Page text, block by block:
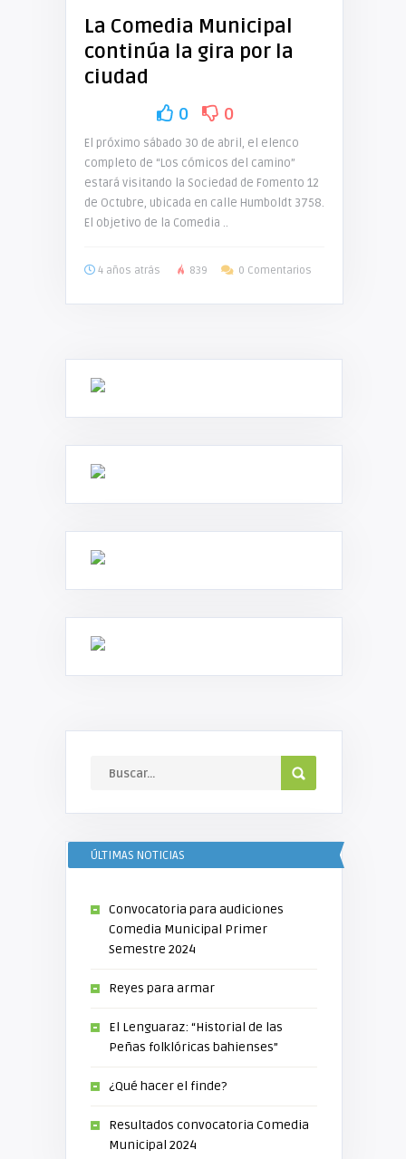
La Comedia Municipal
continúa la gira por la
ciudad
0 0
El próximo sábado 30 de abril, el elenco
completo de “Los cómicos del camino”
estará visitando la Sociedad de Fomento 12
de Octubre, ubicada en calle Humboldt 3758.
El objetivo de la Comedia ..
4 años atrás 839 0 Comentarios
ÚLTIMAS NOTICIAS
Convocatoria para audiciones
Comedia Municipal Primer
Semestre 2024
Reyes para armar
El Lenguaraz: “Historial de las
Peñas folklóricas bahienses”
¿Qué hacer el finde?
Resultados convocatoria Comedia
Municipal 2024